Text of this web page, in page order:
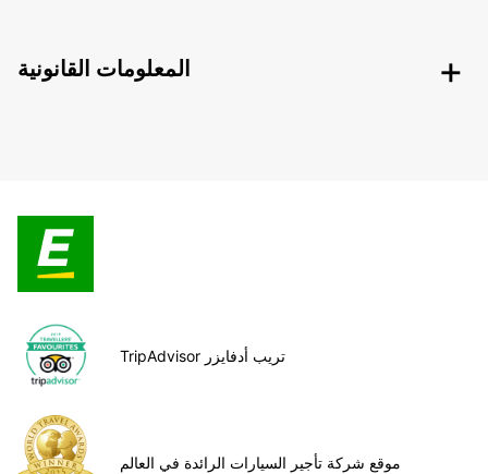
المعلومات القانونية
TripAdvisor تريب أدفايزر
موقع شركة تأجير السيارات الرائدة في العالم